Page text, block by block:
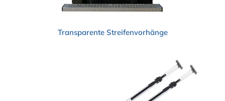
Transparente Streifenvorhänge